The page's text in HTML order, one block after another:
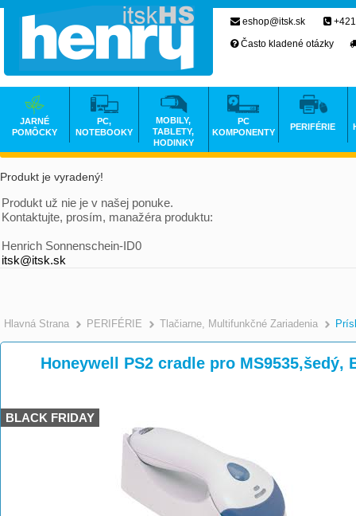
Produkt je vyradený!
Produkt už nie je v našej ponuke.
Kontaktujte, prosím, manažéra produktu:
Henrich Sonnenschein-ID0
itsk@itsk.sk
Hlavná Strana >
PERIFÉRIE >
Tlačiarne, Multifunkčné Zariadenia
Honeywell PS2 cradle pro MS9535,šedý,
BLACK FRIDAY
eshop@itsk.sk
Často kladené otázky
JARNÉ
POMÔCKY
PC,
NOTEBOOKY
MOBILY,
TABLETY,
HODINKY
PC
KOMPONENTY
PERIFÉRIE